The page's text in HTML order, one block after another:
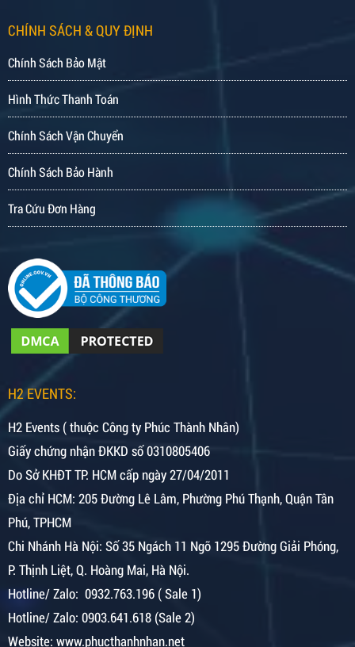
H2 EVENTS:
H2 Events ( thuộc Công ty Phúc Thành Nhân)
Giấy chứng nhận ĐKKD số 0310805406
Do Sở KHĐT TP. HCM cấp ngày 27/04/2011
Địa chỉ HCM: 205 Đường Lê Lâm, Phường Phú Thạnh, Quận Tân
Phú, TPHCM
Chi Nhánh Hà Nội: Số 35 Ngách 11 Ngõ 1295 Đường Giải Phóng,
P. Thịnh Liệt, Q. Hoàng Mai, Hà Nội.
Hotline/ Zalo: 0932.763.196 ( Sale 1)
Hotline/ Zalo: 0903.641.618 (Sale 2)
Website: www.phucthanhnhan.net
CHÍNH SÁCH & QUY ĐỊNH
Chính Sách Bảo Mật
Hình Thức Thanh Toán
Chính Sách Vận Chuyển
Chính Sách Bảo Hành
Tra Cứu Đơn Hàng